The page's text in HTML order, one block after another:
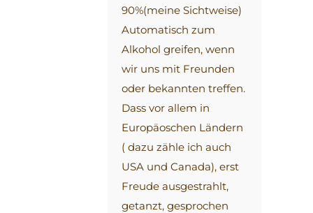
90%(meine Sichtweise)
Automatisch zum
Alkohol greifen, wenn
wir uns mit Freunden
oder bekannten treffen.
Dass vor allem in
Europäoschen Ländern
( dazu zähle ich auch
USA und Canada), erst
Freude ausgestrahlt,
getanzt, gesprochen